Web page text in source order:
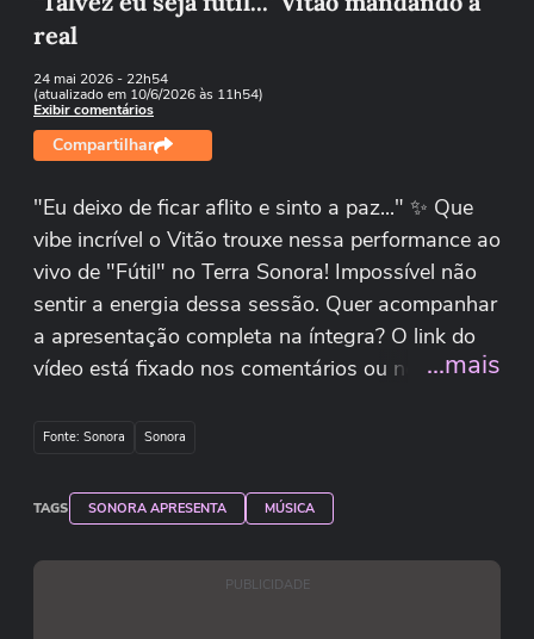
real
24 mai 2026- 22h54
(atualizado em 10/6/2026 às 11h54)
Exibir comentários
Compartilhar
"Eu deixo de ficar aflito e sinto a paz..." ✨ Que
vibe incrível o Vitão trouxe nessa performance ao
vivo de "Fútil" no Terra Sonora! Impossível não
sentir a energia dessa sessão. Quer acompanhar
a apresentação completa na íntegra? O link do
vídeo está fixado nos comentários ou no ícone
conferir! 👇🔥 Sonora Apresenta - Vitão -
#TerraSonora #AoVivo #MúsicaBrasileira
#shorts
...mais
Fonte: Sonora Sonora
TAGS SONORA APRESENTA MÚSICA
PUBLICIDADE